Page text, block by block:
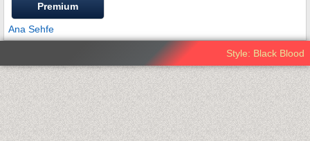
Premium
Ana Sehfe
Style: Black Blood